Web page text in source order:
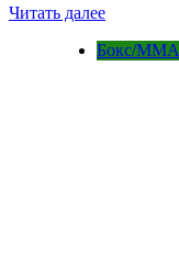
Читать далее
Бокс/MMA